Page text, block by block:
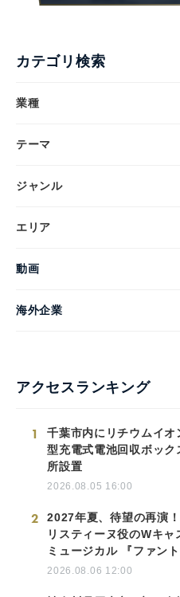
カテゴリ検索
業種
テーマ
ジャンル
エリア
動画
海外企業
アクセスランキング
1
千葉市内にリチウムイオ
型充電式電池回収ボック
所設置
2026.08.05 16:00
2
2027年夏、待望の再演
リスティーヌ役のWキャ
ミュージカル 『ファント
2026.08.06 12:00